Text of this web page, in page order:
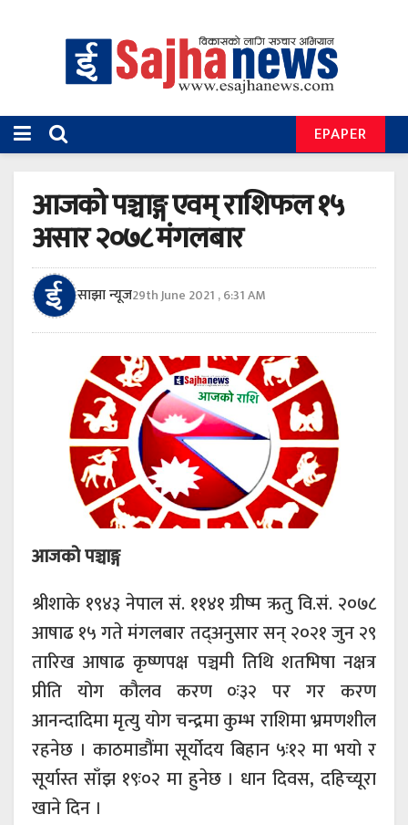
EPAPER
आजको पञ्चाङ्ग एवम् राशिफल १५
असार २०७८ मंगलबार
साझा न्यूज29th June 2021 , 6:31 AM
आजको पञ्चाङ्ग
श्रीशाके १९४३ नेपाल सं. ११४१ ग्रीष्म ऋतु वि.सं. २०७८
आषाढ १५ गते मंगलबार तद्अनुसार सन् २०२१ जुन २९
तारिख आषाढ कृष्णपक्ष पञ्चमी तिथि शतभिषा नक्षत्र
प्रीति योग कौलव करण ०ः३२ पर गर करण
आनन्दादिमा मृत्यु योग चन्द्रमा कुम्भ राशिमा भ्रमणशील
रहनेछ । काठमाडौंमा सूर्योदय बिहान ५ः१२ मा भयो र
सूर्यास्त साँझ १९ः०२ मा हुनेछ । धान दिवस, दहिच्यूरा
खाने दिन ।